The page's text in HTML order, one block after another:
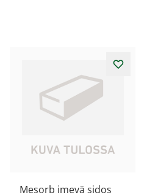
Mesorb imevä sidos